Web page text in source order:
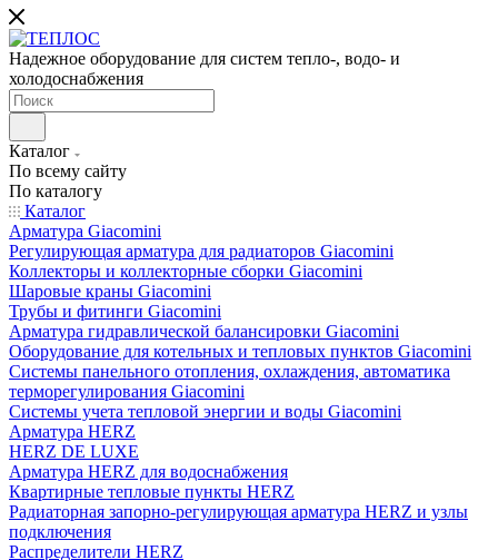
Надежное оборудование для систем тепло-, водо- и
холодоснабжения
Каталог
По всему сайту
По каталогу
Каталог
Арматура Giacomini
Регулирующая арматура для радиаторов Giacomini
Коллекторы и коллекторные сборки Giacomini
Шаровые краны Giacomini
Трубы и фитинги Giacomini
Арматура гидравлической балансировки Giacomini
Оборудование для котельных и тепловых пунктов Giacomini
Системы панельного отопления, охлаждения, автоматика
терморегулирования Giacomini
Системы учета тепловой энергии и воды Giacomini
Арматура HERZ
HERZ DE LUXE
Арматура HERZ для водоснабжения
Квартирные тепловые пункты HERZ
Радиаторная запорно-регулирующая арматура HERZ и узлы
подключения
Распределители HERZ